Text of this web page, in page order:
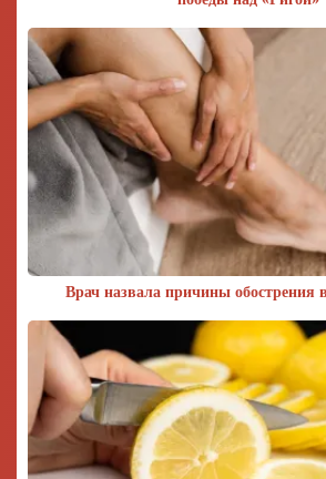
Врач назвала причины обострения